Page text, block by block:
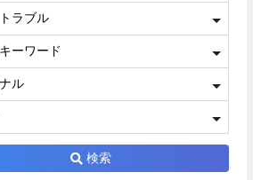
ラブル
ーワード
ル
検索